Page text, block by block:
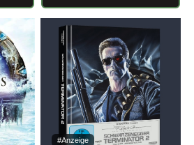
#Anzeige